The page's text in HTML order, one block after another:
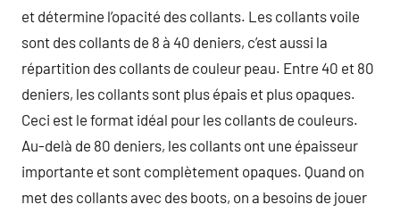
et détermine l’opacité des collants. Les collants voile
sont des collants de 8 à 40 deniers, c’est aussi la
répartition des collants de couleur peau. Entre 40 et 80
deniers, les collants sont plus épais et plus opaques.
Ceci est le format idéal pour les collants de couleurs.
Au-delà de 80 deniers, les collants ont une épaisseur
importante et sont complètement opaques. Quand on
met des collants avec des boots, on a besoins de jouer